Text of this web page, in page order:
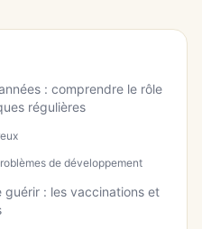
: comprendre le rôle
régulières
de développement
: les vaccinations et